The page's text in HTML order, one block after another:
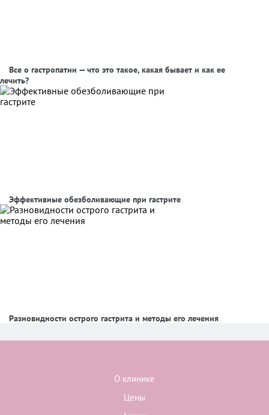
Все о гастропатии — что это такое, какая бывает и как ее
лечить?
Эффективные обезболивающие при гастрите
Разновидности острого гастрита и методы его лечения
О клинике
Цены